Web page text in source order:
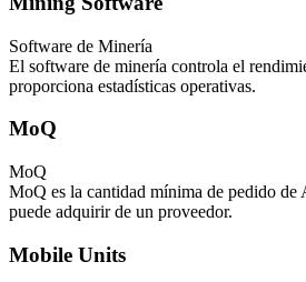
Software de Minería
El software de minería controla el
proporciona estadísticas operativas.
MoQ
MoQ
MoQ es la cantidad mínima de pedido de
puede adquirir de un proveedor.
Mobile Units